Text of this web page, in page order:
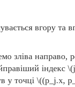
вгору та
зліва направо,
індекс
у точці \((p_j.x,